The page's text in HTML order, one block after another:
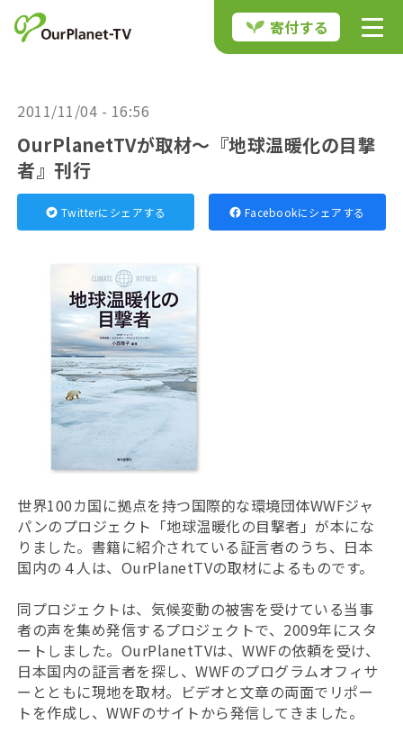
寄付する
2011/11/04 - 16:56
OurPlanetTVが取材〜『地球温暖化の目撃
者』刊行
Twitterにシェアする Facebookにシェアする
世界100カ国に拠点を持つ国際的な環境団体WWFジャ
パンのプロジェクト「地球温暖化の目撃者」が本にな
りました。書籍に紹介されている証言者のうち、日本
国内の４人は、OurPlanetTVの取材によるものです。
同プロジェクトは、気候変動の被害を受けている当事
者の声を集め発信するプロジェクトで、2009年にスタ
ートしました。OurPlanetTVは、WWFの依頼を受け、
日本国内の証言者を探し、WWFのプログラムオフィサ
ーとともに現地を取材。ビデオと文章の両面でリポー
トを作成し、WWFのサイトから発信してきました。